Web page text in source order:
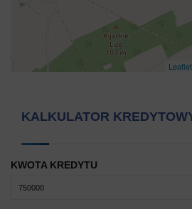
Leaflet
KALKULATOR
KWOTA KREDYTU